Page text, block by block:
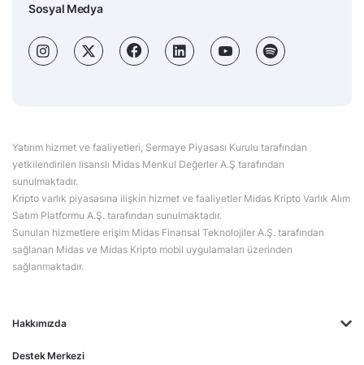
Hakkımızda
Destek Merkezi
Sosyal Medya
Yatırım hizmet ve faaliyetleri, Sermaye Piyasası Kurulu tarafından
yetkilendirilen lisanslı Midas Menkul Değerler A.Ş tarafından
sunulmaktadır.
Kripto varlık piyasasına ilişkin hizmet ve faaliyetler Midas Kripto Varlık Alım
Satım Platformu A.Ş. tarafından sunulmaktadır.
Sunulan hizmetlere erişim Midas Finansal Teknolojiler A.Ş. tarafından
sağlanan Midas ve Midas Kripto mobil uygulamaları üzerinden
sağlanmaktadır.